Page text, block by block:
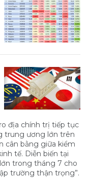
địa chính trị tiếp tục
trung ương lớn trên
cân bằng giữa kiểm
tế. Diễn biến tại
trong tháng 7 cho
trường thận trọng”.